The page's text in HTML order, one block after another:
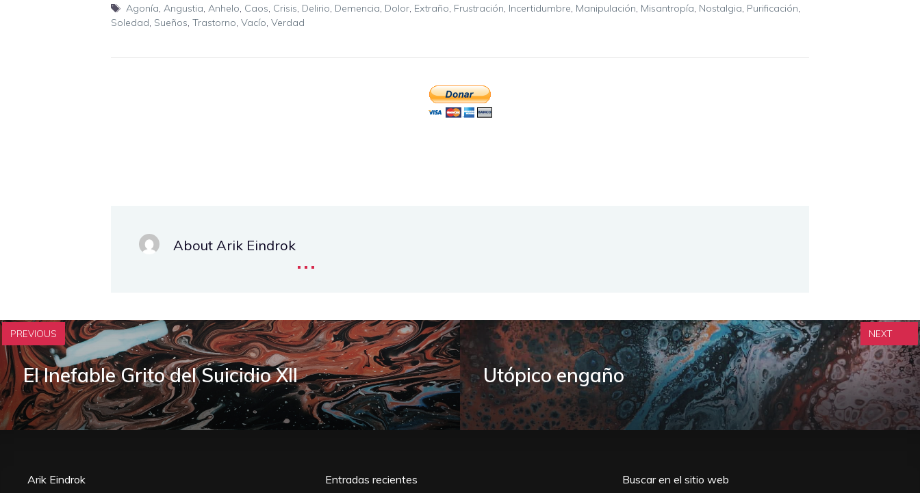
Etiquetas
Agonía, Angustia, Anhelo, Caos, Crisis, Delirio, Demencia, Dolor, Extraño, Frustración, Incertidumbre, Manipulación, Misantropía, Nostalgia, Purificación,
Soledad, Sueños, Trastorno, Vacío, Verdad
About Arik Eindrok...
PREVIOUS
El Inefable Grito del Suicidio XII Utópico engaño
NEXT
Arik Eindrok Entradas recientes Buscar en el sitio web